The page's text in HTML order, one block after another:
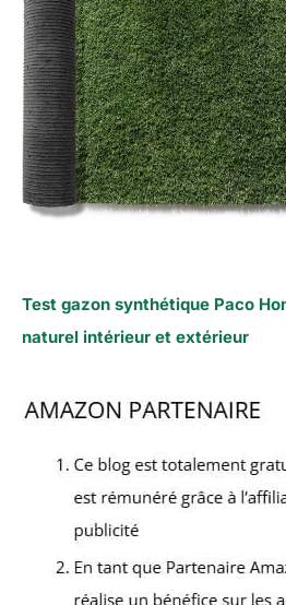
Test gazon synthétique Paco
naturel intérieur et extérieur